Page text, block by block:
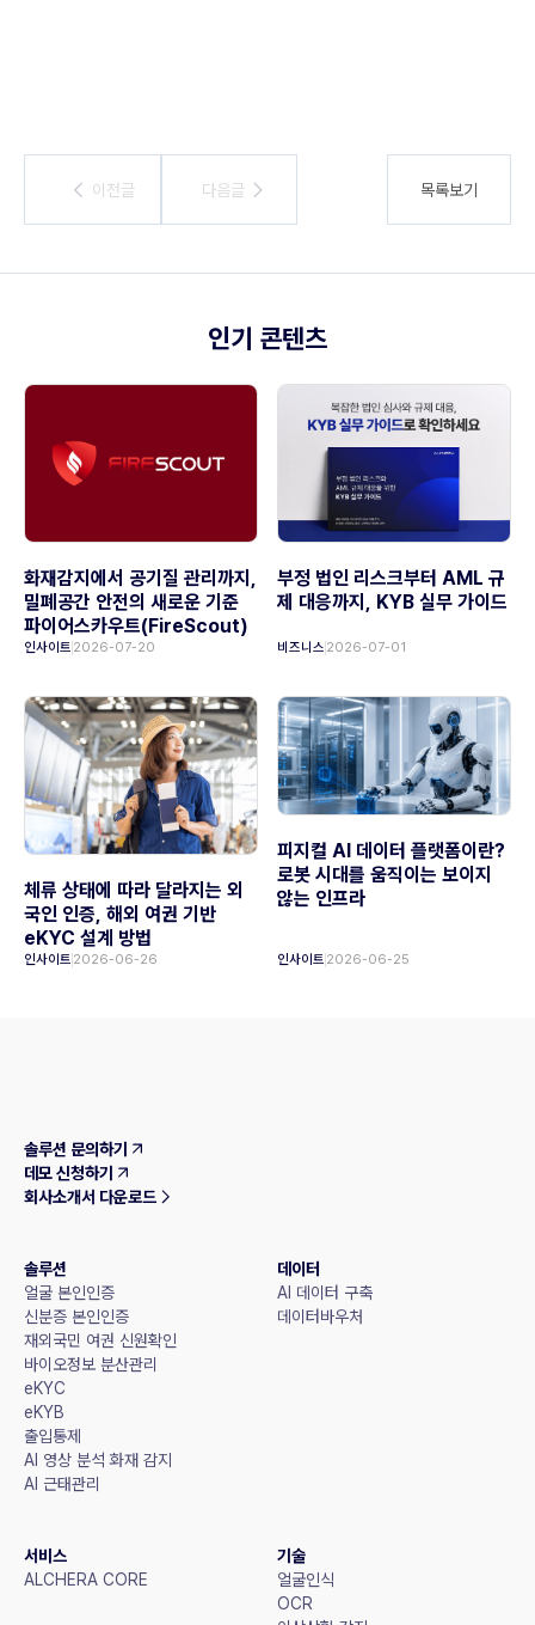
이전글
이전글 다음글
다음글 목록보기
인기 콘텐츠
화재감지에서 공기질 관리까지,
밀폐공간 안전의 새로운 기준
파이어스카우트(FireScout)
인사이트 2026-07-20
부정 법인 리스크부터 AML 규
제 대응까지, KYB 실무 가이드
비즈니스 2026-07-01
체류 상태에 따라 달라지는 외
국인 인증, 해외 여권 기반
eKYC 설계 방법
인사이트 2026-06-26
피지컬 AI 데이터 플랫폼이란?
로봇 시대를 움직이는 보이지
않는 인프라
인사이트 2026-06-25
솔루션 문의하기
데모 신청하기
회사소개서 다운로드
솔루션
얼굴 본인인증
신분증 본인인증
재외국민 여권 신원확인
바이오정보 분산관리
eKYC
eKYB
출입통제
AI 영상 분석 화재 감지
AI 근태관리
데이터
AI 데이터 구축
데이터바우처
서비스
ALCHERA CORE
기술
얼굴인식
OCR